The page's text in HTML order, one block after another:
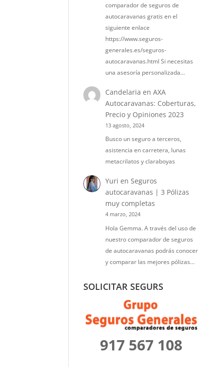
comparador de seguros de
autocaravanas gratis en el
siguiente enlace
https://www.seguros-
generales.es/seguros-
autocaravanas.html Si necesitas
una asesoría personalizada…
Candelaria enAXA
Autocaravanas: Coberturas,
Precio y Opiniones 2023
13 agosto, 2024
Busco un seguro a terceros,
asistencia en carretera, lunas
metacrilatos y claraboyas
Yuri enSeguros
autocaravanas | 3 Pólizas
muy completas
4 marzo, 2024
Hola Gemma. A través del uso de
nuestro comparador de seguros
de autocaravanas podrás conocer
y comparar las mejores pólizas…
SOLICITAR SEGURS
917 567 108